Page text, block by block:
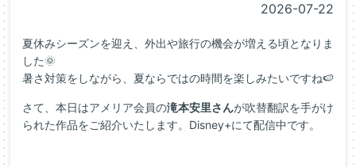
2026-07-22
夏休みシーズンを迎え、外出や旅行の機会が増える頃となりま
した🌞
暑さ対策をしながら、夏ならではの時間を楽しみたいですね🍉
さて、本日はアメリア会員の滝本安里さんが吹替翻訳を手がけ
られた作品をご紹介いたします。Disney+にて配信中です。